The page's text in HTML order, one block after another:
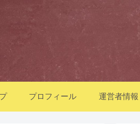
プロフィール 運営者情報